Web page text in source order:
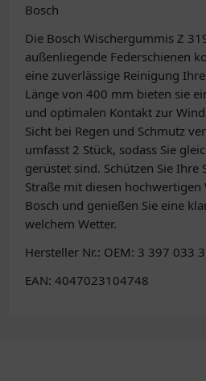
Bosch
Die Bosch Wischergummis Z
außenliegende Federschienen
eine zuverlässige Reinigung
Länge von 400 mm bieten sie
und optimalen Kontakt zur
Sicht bei Regen und Schmutz
umfasst 2 Stück, sodass Sie
gerüstet sind. Schützen Sie Ihre
Straße mit diesen
Bosch und genießen Sie eine
welchem Wetter.
Hersteller Nr.: OEM: 3 397 033
EAN: 4047023104748